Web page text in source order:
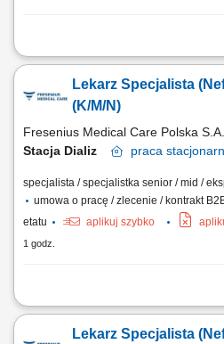
Twój zakres obowiązków: Nadzór nas
Track&Trace – poziomy L2, L3; Nadzór
serializacyjnych pomiędzy Polpharmą, a
Lekarz Specjalista
(K/M/N)
Fresenius Medical Care Polska S.A.
Stacja Dializ
praca
specjalista / specjalistka senior / mid /
umowa o pracę / zlecenie / kontrakt
etatu
aplikuj szybko
1 godz.
Opis stanowiska: Kompleksowa opieka
schyłkową niewydolność nerek, aż po
Lekarz Specjalista